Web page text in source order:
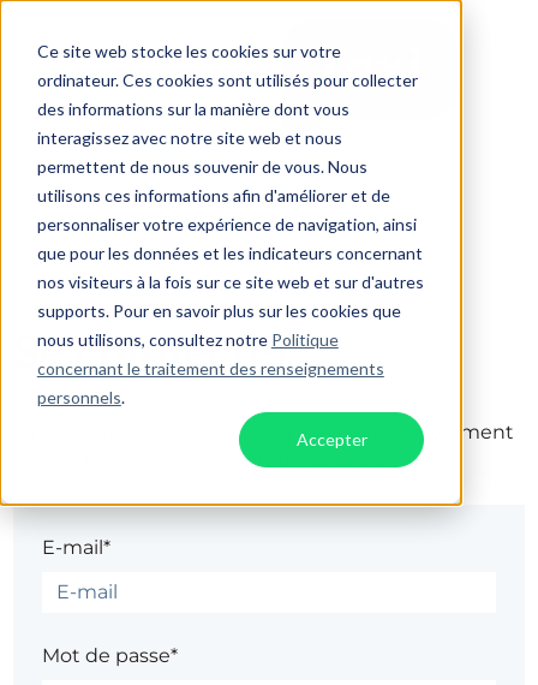
Ce site web stocke les cookies sur votre
ordinateur. Ces cookies sont utilisés pour collecter
des informations sur la manière dont vous
interagissez avec notre site web et nous
permettent de nous souvenir de vous. Nous
utilisons ces informations afin d'améliorer et de
personnaliser votre expérience de navigation, ainsi
que pour les données et les indicateurs concernant
nos visiteurs à la fois sur ce site web et sur d'autres
supports. Pour en savoir plus sur les cookies que
nous utilisons, consultez notre Politique
concernant le traitement des renseignements
personnels.
Accepter
Se connecter
La page que vous cherchez à afficher est seulement
disponible pour les utilisateurs inscrits.
E-mail*
Mot de passe*